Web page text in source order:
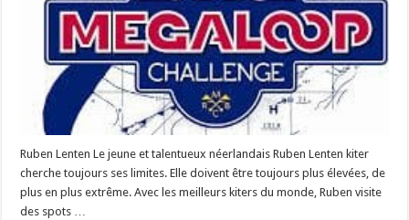
Ruben Lenten Le jeune et talentueux néerlandais Ruben Lenten kiter
cherche toujours ses limites. Elle doivent être toujours plus élevées, de
plus en plus extrême. Avec les meilleurs kiters du monde, Ruben visite
des spots …